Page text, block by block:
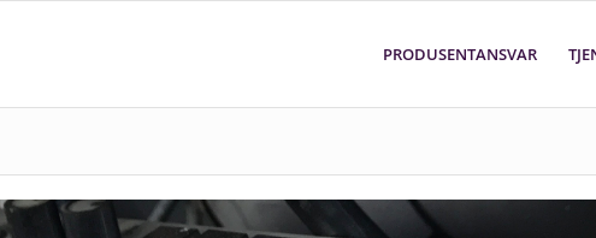
PRODUSENTANSVAR